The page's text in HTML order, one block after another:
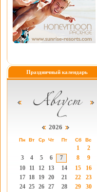
Праздничный календарь
2026
Пн Вт Ср Чт Пт Сб Вс
1
2
3
4 5 6 7 8
9
10
11 12 13 14 15
16
17
18 19 20 21 22
23
24 25 26 27 28 29
30